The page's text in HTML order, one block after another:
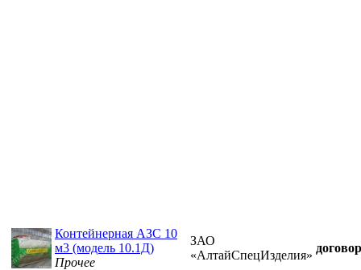
Контейнерная АЗС 10
м3 (модель 10.1Д)
Прочее
ЗАО
«АлтайСпецИзделия»